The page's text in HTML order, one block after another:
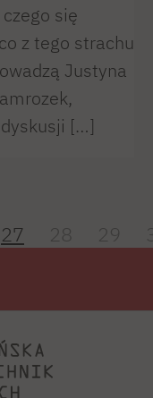
się
z tego strachu
Justyna
[…]
27 28 29